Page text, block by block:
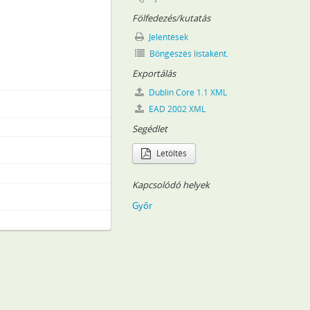
iratok (acta Comissionis Ferenczyanae), 1778–1788
iratai, (1777) 1831–1847
Fölfedezés/kutatás
Jelentések
Böngészés listaként.
Exportálás
Dublin Core 1.1 XML
EAD 2002 XML
Segédlet
Letöltés
Kapcsolódó helyek
Győr